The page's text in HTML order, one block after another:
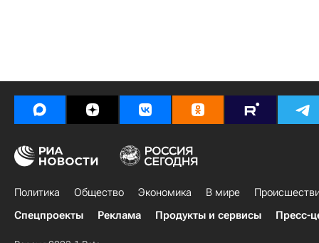
Политика Общество Экономика В мире
Спецпроекты
Реклама Продукты и сервисы Пресс-